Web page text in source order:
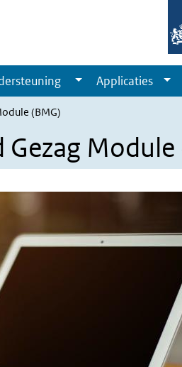
Applicaties
(BMG)
Module